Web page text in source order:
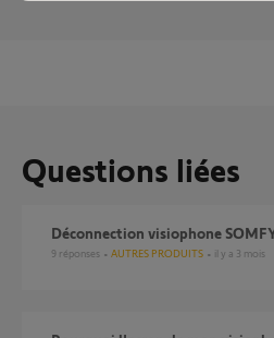
Questions liées
Déconnection visiophone
9 réponses AUTRES PRODUITS il y a 3 mois